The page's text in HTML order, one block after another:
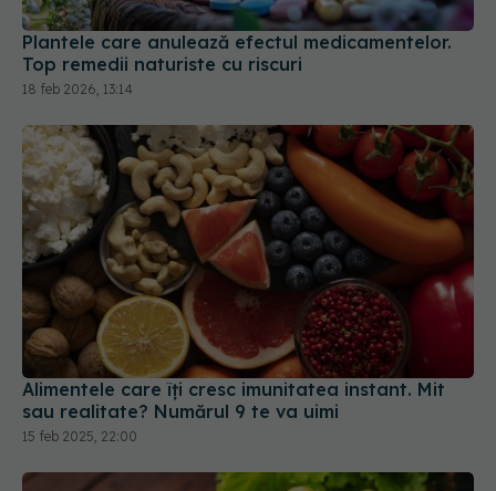
Plantele care anulează efectul medicamentelor.
Top remedii naturiste cu riscuri
18 feb 2026, 13:14
Alimentele care îți cresc imunitatea instant. Mit
sau realitate? Numărul 9 te va uimi
15 feb 2025, 22:00